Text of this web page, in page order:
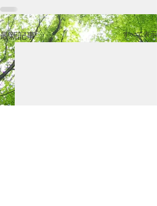
最新記事 すべて表示